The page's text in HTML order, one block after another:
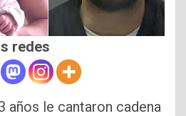
redes
años le cantaron cadena